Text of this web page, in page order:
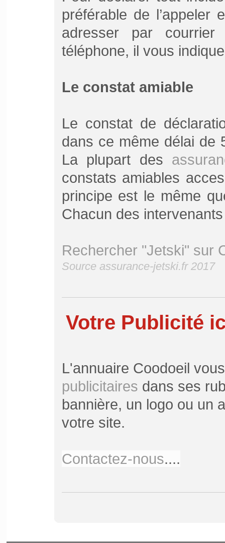
préférable de l’appeler
adresser par
téléphone, il vous
Le constat amiable
Le constat de
dans ce même délai de
La plupart des
constats amiables
principe est le même
Chacun des
Rechercher "Jetski" sur
Source assurance-jetski.fr 2017
Votre Publicité
L'annuaire Coodoeil
publicitaires dans ses
bannière, un logo ou un
votre site.
Contactez-nous....